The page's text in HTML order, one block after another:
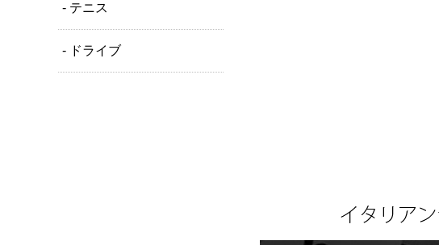
- テニス
- ドライブ